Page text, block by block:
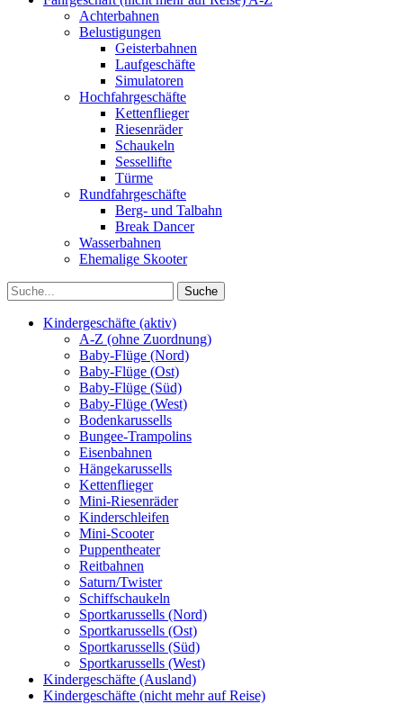
Achterbahnen
Belustigungen
Geisterbahnen
Laufgeschäfte
Simulatoren
Hochfahrgeschäfte
Kettenflieger
Riesenräder
Schaukeln
Sessellifte
Türme
Rundfahrgeschäfte
Berg- und Talbahn
Break Dancer
Wasserbahnen
Ehemalige Skooter
Kindergeschäfte (aktiv)
A-Z (ohne Zuordnung)
Baby-Flüge (Nord)
Baby-Flüge (Ost)
Baby-Flüge (Süd)
Baby-Flüge (West)
Bodenkarussells
Bungee-Trampolins
Eisenbahnen
Hängekarussells
Kettenflieger
Mini-Riesenräder
Kinderschleifen
Mini-Scooter
Puppentheater
Reitbahnen
Saturn/Twister
Schiffschaukeln
Sportkarussells (Nord)
Sportkarussells (Ost)
Sportkarussells (Süd)
Sportkarussells (West)
Kindergeschäfte (Ausland)
Kindergeschäfte (nicht mehr auf Reise)